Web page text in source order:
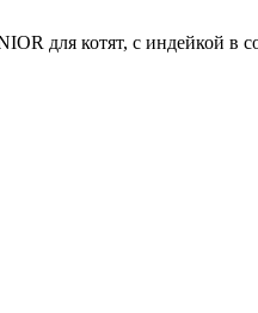
для котят, с индейкой в